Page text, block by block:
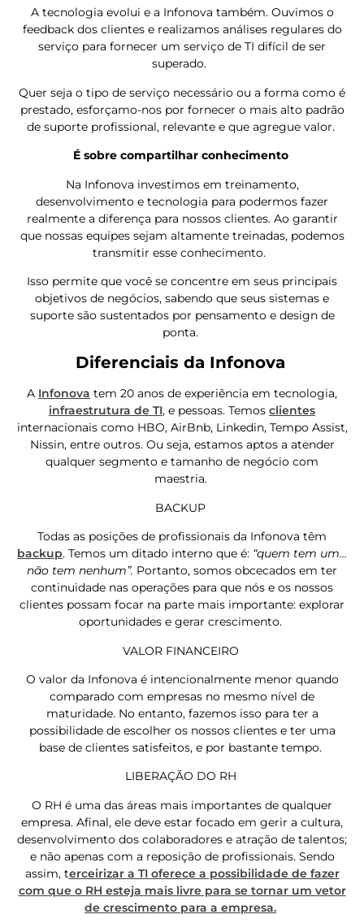
A tecnologia evolui e a Infonova também. Ouvimos o
feedback dos clientes e realizamos análises regulares do
serviço para fornecer um serviço de TI difícil de ser
superado.
Quer seja o tipo de serviço necessário ou a forma como é
prestado, esforçamo-nos por fornecer o mais alto padrão
de suporte profissional, relevante e que agregue valor.
É sobre compartilhar conhecimento
Na Infonova investimos em treinamento,
desenvolvimento e tecnologia para podermos fazer
realmente a diferença para nossos clientes. Ao garantir
que nossas equipes sejam altamente treinadas, podemos
transmitir esse conhecimento.
Isso permite que você se concentre em seus principais
objetivos de negócios, sabendo que seus sistemas e
suporte são sustentados por pensamento e design de
ponta.
Diferenciais da Infonova
A Infonova tem 20 anos de experiência em tecnologia,
infraestrutura de TI, e pessoas. Temos clientes
internacionais como HBO, AirBnb, Linkedin, Tempo Assist,
Nissin, entre outros. Ou seja, estamos aptos a atender
qualquer segmento e tamanho de negócio com
maestria.
BACKUP
Todas as posições de profissionais da Infonova têm
backup. Temos um ditado interno que é: “quem tem um…
não tem nenhum”. Portanto, somos obcecados em ter
continuidade nas operações para que nós e os nossos
clientes possam focar na parte mais importante: explorar
oportunidades e gerar crescimento.
VALOR FINANCEIRO
O valor da Infonova é intencionalmente menor quando
comparado com empresas no mesmo nível de
maturidade. No entanto, fazemos isso para ter a
possibilidade de escolher os nossos clientes e ter uma
base de clientes satisfeitos, e por bastante tempo.
LIBERAÇÃO DO RH
O RH é uma das áreas mais importantes de qualquer
empresa. Afinal, ele deve estar focado em gerir a cultura,
desenvolvimento dos colaboradores e atração de talentos;
e não apenas com a reposição de profissionais. Sendo
assim, terceirizar a TI oferece a possibilidade de fazer
com que o RH esteja mais livre para se tornar um vetor
de crescimento para a empresa.